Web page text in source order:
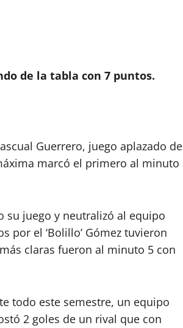
de la tabla con 7 puntos.
Guerrero, juego aplazado de
marcó el primero al minuto
juego y neutralizó al equipo
por el ‘Bolillo’ Gómez tuvieron
claras fueron al minuto 5 con
todo este semestre, un equipo
2 goles de un rival que con